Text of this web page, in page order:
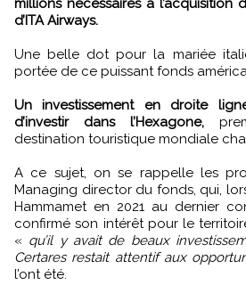
millions nécessaires à l’acquisition
d’ITA Airways.
Une belle dot pour la mariée
portée de ce puissant fonds
Un investissement en droite
d’investir dans l’Hexagone,
destination touristique mondiale
A ce sujet, on se rappelle les
Managing director du fonds, qui,
Hammamet en 2021 au dernier
confirmé son intérêt pour le
« qu’il y avait de beaux
Certares restait attentif aux
l’ont été.